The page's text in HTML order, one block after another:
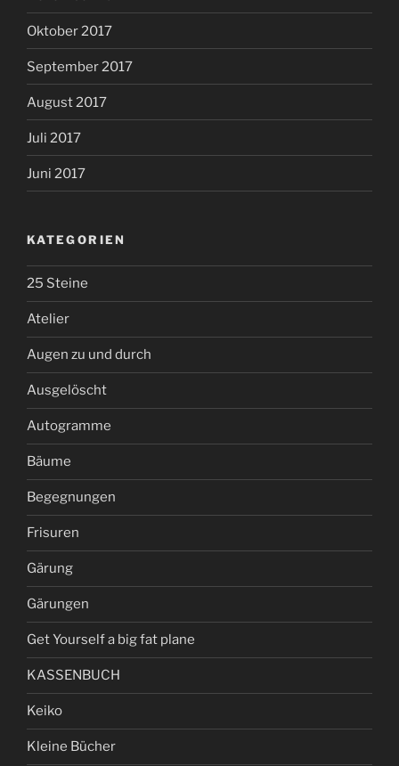
Oktober 2017
September 2017
August 2017
Juli 2017
Juni 2017
KATEGORIEN
25 Steine
Atelier
Augen zu und durch
Ausgelöscht
Autogramme
Bäume
Begegnungen
Frisuren
Gärung
Gärungen
Get Yourself a big fat plane
KASSENBUCH
Keiko
Kleine Bücher